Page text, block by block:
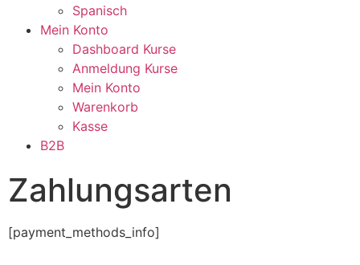
Spanisch
Mein Konto
Dashboard Kurse
Anmeldung Kurse
Mein Konto
Warenkorb
Kasse
B2B
Zahlungsarten
[payment_methods_info]